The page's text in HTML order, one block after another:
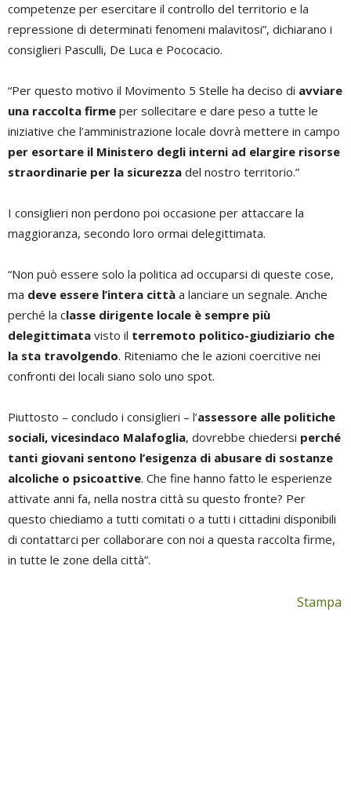
competenze per esercitare il controllo del territorio e la
repressione di determinati fenomeni malavitosi”, dichiarano i
consiglieri Pasculli, De Luca e Pococacio.
“Per questo motivo il Movimento 5 Stelle ha deciso di avviare
una raccolta firme per sollecitare e dare peso a tutte le
iniziative che l’amministrazione locale dovrà mettere in campo
per esortare il Ministero degli interni ad elargire risorse
straordinarie per la sicurezza del nostro territorio.”
I consiglieri non perdono poi occasione per attaccare la
maggioranza, secondo loro ormai delegittimata.
“Non può essere solo la politica ad occuparsi di queste cose,
ma deve essere l’intera città a lanciare un segnale. Anche
perché la classe dirigente locale è sempre più
delegittimata visto il terremoto politico-giudiziario che
la sta travolgendo. Riteniamo che le azioni coercitive nei
confronti dei locali siano solo uno spot.
Piuttosto – concludo i consiglieri – l’assessore alle politiche
sociali, vicesindaco Malafoglia, dovrebbe chiedersi perché
tanti giovani sentono l’esigenza di abusare di sostanze
alcoliche o psicoattive. Che fine hanno fatto le esperienze
attivate anni fa, nella nostra città su questo fronte? Per
questo chiediamo a tutti comitati o a tutti i cittadini disponibili
di contattarci per collaborare con noi a questa raccolta firme,
in tutte le zone della città”.
Stampa